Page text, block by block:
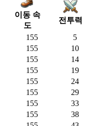
이동 속
도
전투력
155
5
155
10
155
14
155
19
155
24
155
29
155
33
155
38